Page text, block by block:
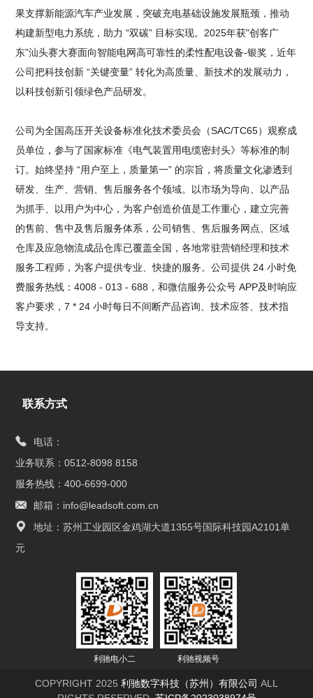
果支撑新能源汽车产业发展，突破充电基础设施发展瓶颈，推动
构建新型电力系统，助力 “双碳” 目标实现。2025年获"创客广
东”汕头赛大赛面向智能电网高可靠性的柔性配电设备-银奖，近年
公司把科技创新 “关键变量” 转化为高质量、新技术的发展动力，
以科技创新引领绿色产品研发。
公司为全国高压开关设备标准化技术委员会（SAC/TC65）观察成
员单位，参与了国家标准《电气装置用电缆密封头》等标准的制
订。始终坚持 “用户至上，质量第一” 的宗旨，将质量文化渗透到
研发、生产、营销、售后服务各个领域。以市场为导向、以产品
为抓手、以用户为中心，为客户创造价值是工作重心，建立完善
的售前、售中及售后服务体系，公司销售、售后服务网点、区域
仓库及应急物流成品仓库已覆盖全国，各地常驻营销经理和技术
服务工程师，为客户提供专业、快捷的服务。公司提供 24 小时免
费服务热线：4008 - 013 - 688，和微信服务公众号 APP及时响应
客户要求，7 * 24 小时每日不间断产品咨询、技术应答、技术指
导支持。
联系方式
电话：
业务联系：0512-8098 8158
服务热线：400-6699-000
邮箱：info@leadsoft.com.cn
地址：苏州工业园区金鸡湖大道1355号国际科技园A2101单
元
利驰电小二 利驰视频号
COPYRIGHT 2025 利驰数字科技（苏州）有限公司 ALL